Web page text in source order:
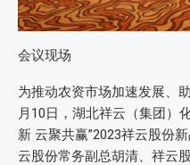
会议现场
为推动农资市场加速发展、
月10日，湖北祥云（集团）
新 云聚共赢”2023祥云股份
云股份常务副总胡清、祥云